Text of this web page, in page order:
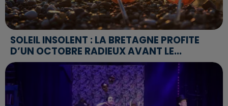
SOLEIL INSOLENT : LA BRETAGNE PROFITE
D’UN OCTOBRE RADIEUX AVANT LE...